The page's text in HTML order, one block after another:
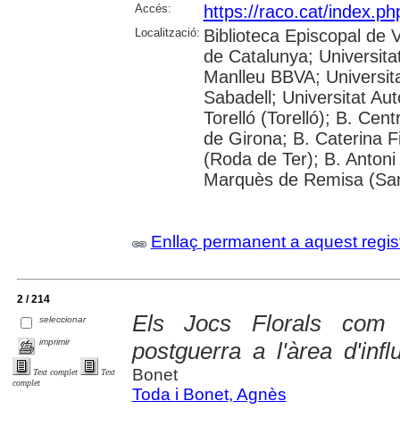
Accés: https://raco.cat/
Localització: Biblioteca Episcopal de
de Catalunya;
Manlleu BBVA;
Sabadell; Universitat
Torelló (Torelló); B.
de Girona; B. Caterina
(Roda de Ter); B.
Marquès de Remisa
Enllaç permanent a aquest
2 / 214
seleccionar
imprimir
Text complet
Text
complet
Els Jocs Florals
postguerra a l'àrea
Bonet
Toda i Bonet, Agnès